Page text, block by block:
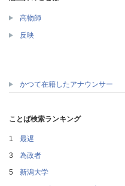
高物師
反映
かつて在籍したアナウンサー
ことば検索ランキング
最遅
為政者
新潟大学